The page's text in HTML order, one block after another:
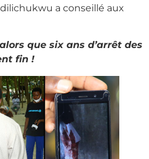
a conseillé aux
que six ans d’arrêt des
fin !